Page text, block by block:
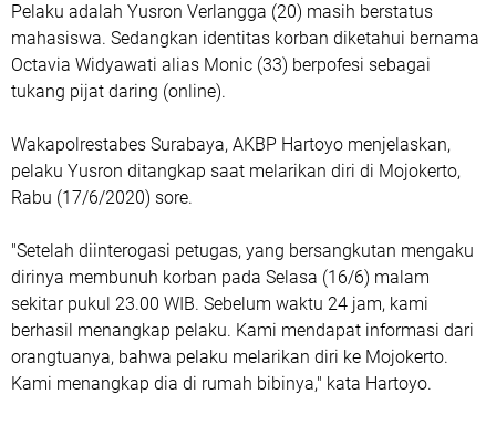
Pelaku adalah Yusron Verlangga (20) masih berstatus
mahasiswa. Sedangkan identitas korban diketahui bernama
Octavia Widyawati alias Monic (33) berpofesi sebagai
tukang pijat daring (online).
Wakapolrestabes Surabaya, AKBP Hartoyo menjelaskan,
pelaku Yusron ditangkap saat melarikan diri di Mojokerto,
Rabu (17/6/2020) sore.
"Setelah diinterogasi petugas, yang bersangkutan mengaku
dirinya membunuh korban pada Selasa (16/6) malam
sekitar pukul 23.00 WIB. Sebelum waktu 24 jam, kami
berhasil menangkap pelaku. Kami mendapat informasi dari
orangtuanya, bahwa pelaku melarikan diri ke Mojokerto.
Kami menangkap dia di rumah bibinya," kata Hartoyo.